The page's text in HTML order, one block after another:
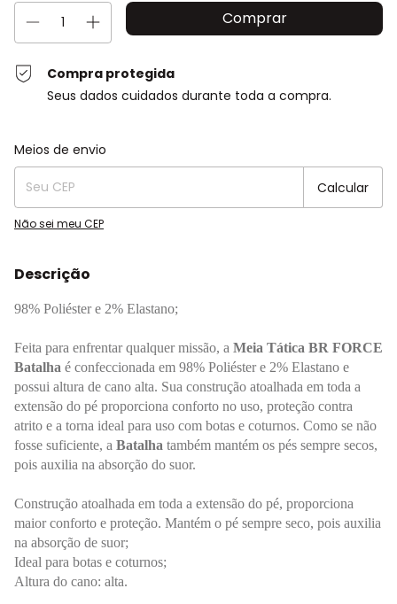
Compra protegida
Seus dados cuidados durante toda a compra.
Entregas para o CEP:
Meios de envio
Calcular
Não sei meu CEP
Descrição
98% Poliéster e 2% Elastano;
Feita para enfrentar qualquer missão, a Meia Tática BR FORCE
Batalha é confeccionada em 98% Poliéster e 2% Elastano e
possui altura de cano alta. Sua construção atoalhada em toda a
extensão do pé proporciona conforto no uso, proteção contra
atrito e a torna ideal para uso com botas e coturnos. Como se não
fosse suficiente, a Batalha também mantém os pés sempre secos,
pois auxilia na absorção do suor.
Construção atoalhada em toda a extensão do pé, proporciona
maior conforto e proteção. Mantém o pé sempre seco, pois auxilia
na absorção de suor;
Ideal para botas e coturnos;
Altura do cano: alta.